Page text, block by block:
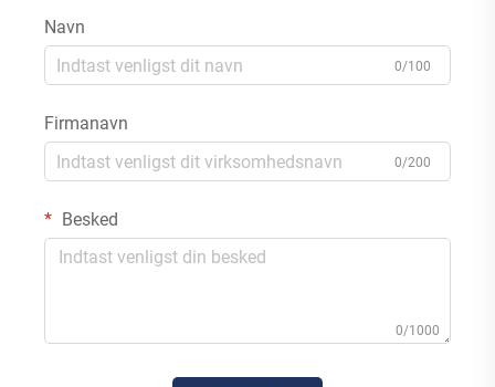
Navn
0/100
Firmanavn
0/200
Besked
0/1000